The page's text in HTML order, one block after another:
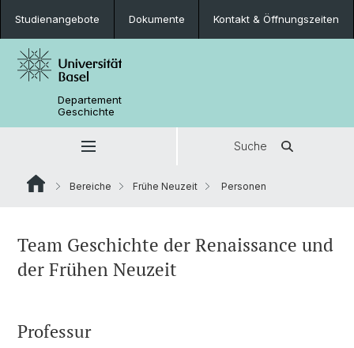
Studienangebote Dokumente Kontakt & Öffnungszeiten
Departement
Geschichte
Suche
Bereiche Frühe Neuzeit Personen
Team Geschichte der Renaissance und
der Frühen Neuzeit
Professur